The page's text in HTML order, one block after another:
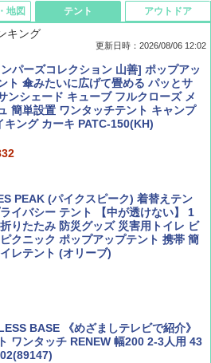
ニーファン ２０２６年 ９月号 [雑
ＩＳＮＥＹ ＦＡＮ)
地図
球の歩き方 チェンマイ タイ北部の魅
町 2026～2027 地球の歩き方D アジア
2026～2027 地球の歩き方A ヨーロッ
テント
キング
更新日時：2026/08/06 12:02
パーズコレクション 山善] ポップアッ
ト 傘みたいに広げて畳める パッとサ
ンシェード キューブ フルクローズ メ
簡単設置 ワンタッチテント キャンプ
キング カーキ PATC-150(KH)
PEAK (パイクスピーク) 着替えテン
ライバシー テント 【中が透けない】 1
りたたみ 防災グッズ 災害用トイレ ビ
クニック ポップアップテント 携帯 簡
レテント (オリーブ)
BASE 《めざましテレビで紹介》
ワンタッチ RENEW 幅200 2-3人用 43
アウトドア